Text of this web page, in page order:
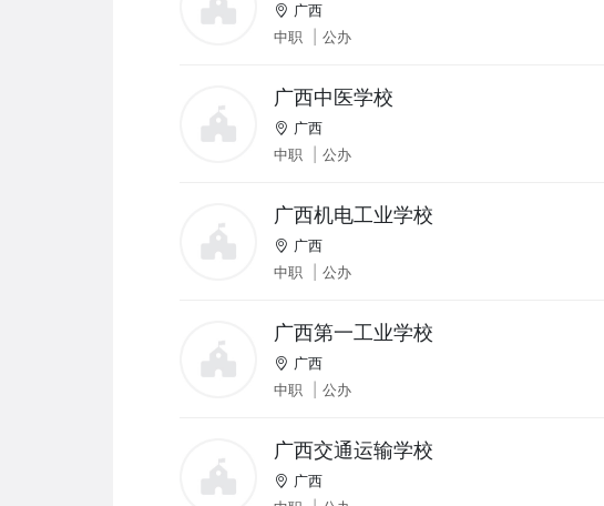
广西
中职
公办
广西中医学校
广西
中职
公办
广西机电工业学校
广西
中职
公办
广西第一工业学校
广西
中职
公办
广西交通运输学校
广西